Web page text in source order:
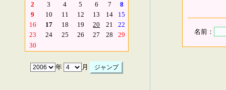
2
3 4 5 6 7
8
9
10 11 12 13 14
15
16
17 18 19 20 21
22
23
24 25 26 27 28
29
30
年 月
名前：